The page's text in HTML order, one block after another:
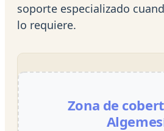
soporte especializado
lo requiere.
Zona de